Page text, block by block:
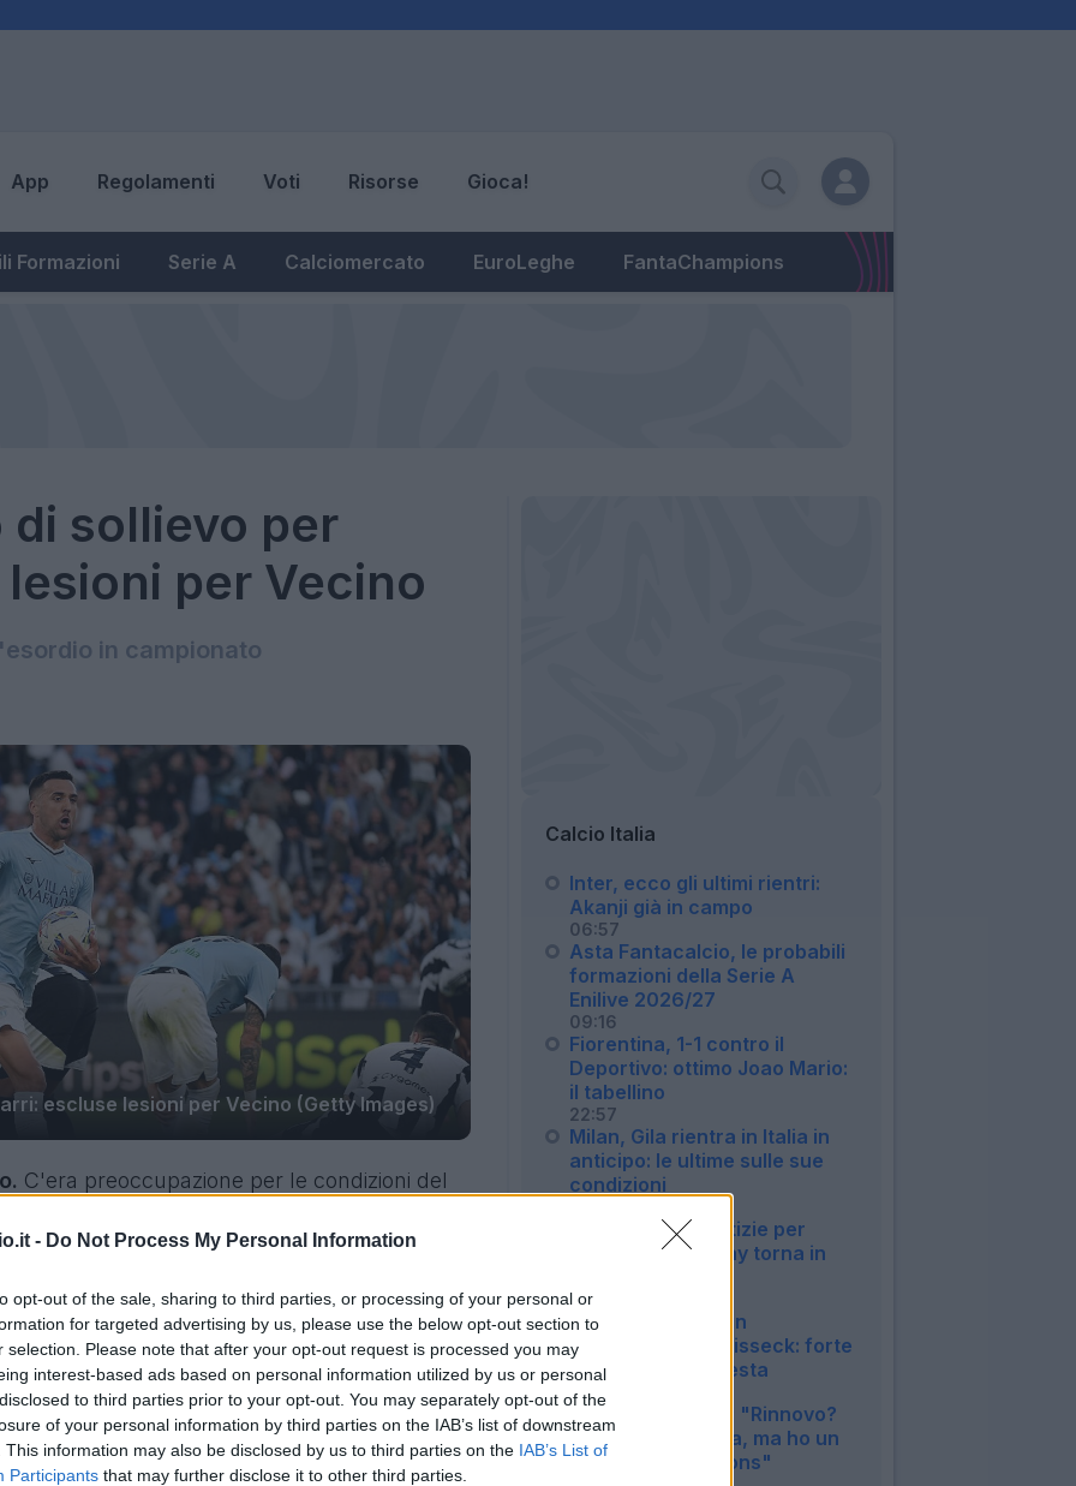
- Do Not Process My Personal Information
opt-out of the sale, sharing to third parties, or processing of your personal or
for targeted advertising by us, please use the below opt-out section to
selection. Please note that after your opt-out request is processed you may
interest-based ads based on personal information utilized by us or personal
to third parties prior to your opt-out. You may separately opt-out of the
of your personal information by third parties on the IAB’s list of downstream
This information may also be disclosed by us to third parties on the IAB’s List of
Participants that may further disclose it to other third parties.
App Regolamenti Voti Risorse Gioca!
Formazioni Serie A Calciomercato EuroLeghe FantaChampions
di sollievo per
per Vecino
in campionato
escluse lesioni per Vecino (Getty Images)
C'era preoccupazione per le condizioni del
infortunio, in vista dell'esordio in
tirare un sospiro di sollievo.
Calcio Italia
Inter, ecco gli ultimi rientri:
Akanji già in campo
06:57
Asta Fantacalcio, le probabili
formazioni della Serie A
Enilive 2026/27
09:16
Fiorentina, 1-1 contro il
Deportivo: ottimo Joao Mario:
il tabellino
22:57
Milan, Gila rientra in Italia in
anticipo: le ultime sulle sue
condizioni
Napoli, buone notizie per
Allegri: McTominay torna in
17:38
Inter, duro colpo in
amichevole per Bisseck: forte
contusione alla testa
12:15
Inter, Mkhitaryan: "Rinnovo?
Nessuna garanzia, ma ho un
sogno in Champions"